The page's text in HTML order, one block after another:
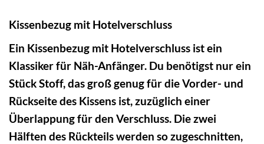
Kissenbezug mit Hotelverschluss
Ein Kissenbezug mit Hotelverschluss ist ein
Klassiker für Näh-Anfänger. Du benötigst nur ein
Stück Stoff, das groß genug für die Vorder- und
Rückseite des Kissens ist, zuzüglich einer
Überlappung für den Verschluss. Die zwei
Hälften des Rückteils werden so zugeschnitten,